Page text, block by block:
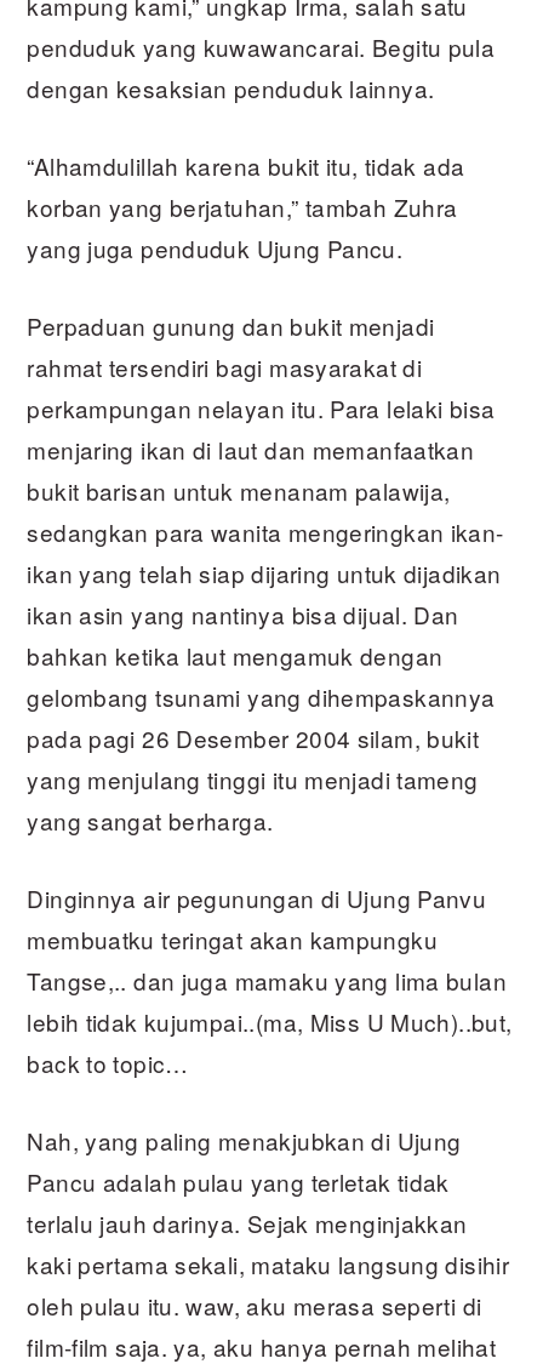
penduduk yang kuwawancarai. Begitu pula
dengan kesaksian penduduk lainnya.
“Alhamdulillah karena bukit itu, tidak ada
korban yang berjatuhan,” tambah Zuhra
yang juga penduduk Ujung Pancu.
Perpaduan gunung dan bukit menjadi
rahmat tersendiri bagi masyarakat di
perkampungan nelayan itu. Para lelaki bisa
menjaring ikan di laut dan memanfaatkan
bukit barisan untuk menanam palawija,
sedangkan para wanita mengeringkan ikan-
ikan yang telah siap dijaring untuk dijadikan
ikan asin yang nantinya bisa dijual. Dan
bahkan ketika laut mengamuk dengan
gelombang tsunami yang dihempaskannya
pada pagi 26 Desember 2004 silam, bukit
yang menjulang tinggi itu menjadi tameng
yang sangat berharga.
Dinginnya air pegunungan di Ujung Panvu
membuatku teringat akan kampungku
Tangse,.. dan juga mamaku yang lima bulan
lebih tidak kujumpai..(ma, Miss U Much)..but,
back to topic…
Nah, yang paling menakjubkan di Ujung
Pancu adalah pulau yang terletak tidak
terlalu jauh darinya. Sejak menginjakkan
kaki pertama sekali, mataku langsung disihir
oleh pulau itu. waw, aku merasa seperti di
film-film saja. ya, aku hanya pernah melihat